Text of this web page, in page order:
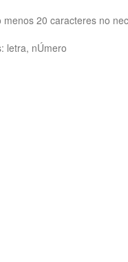
20 caracteres no
letra, nÚmero